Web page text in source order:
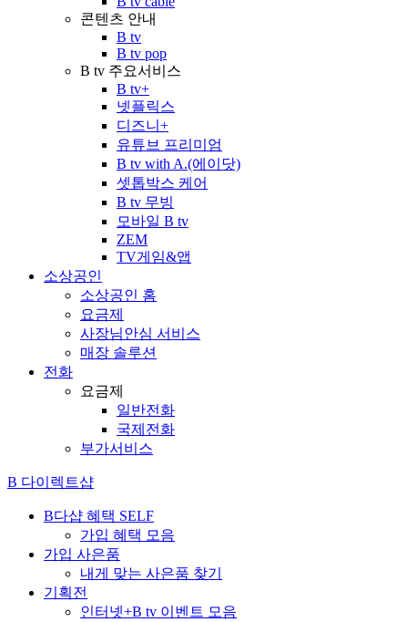
콘텐츠 안내
B tv
B tv pop
B tv 주요서비스
B tv+
넷플릭스
디즈니+
유튜브 프리미엄
B tv with A.(에이닷)
셋톱박스 케어
B tv 무빙
모바일 B tv
ZEM
TV게임&앱
소상공인
소상공인 홈
요금제
사장님안심 서비스
매장 솔루션
전화
요금제
일반전화
국제전화
부가서비스
B 다이렉트샵
B다샵 혜택 SELF
가입 혜택 모음
가입 사은품
내게 맞는 사은품 찾기
기획전
인터넷+B tv 이벤트 모음